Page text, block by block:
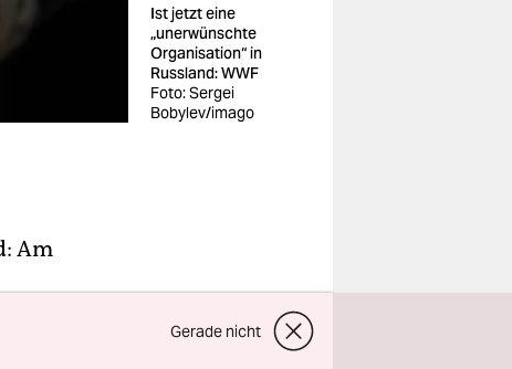
Ist jetzt eine
„unerwünschte
Organisation“ in
Russland: WWF
Foto: Sergei
Bobylev/imago
Am
und die
Gerade nicht